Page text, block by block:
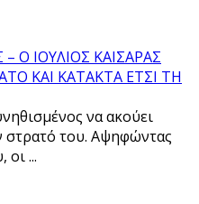
ΙΟΥΛΙΟΣ ΚΑΙΣΑΡΑΣ
ΚΑΙ ΚΑΤΑΚΤΑ ΕΤΣΙ ΤΗ
να ακούει
στρατό του. Αψηφώντας
οι ...